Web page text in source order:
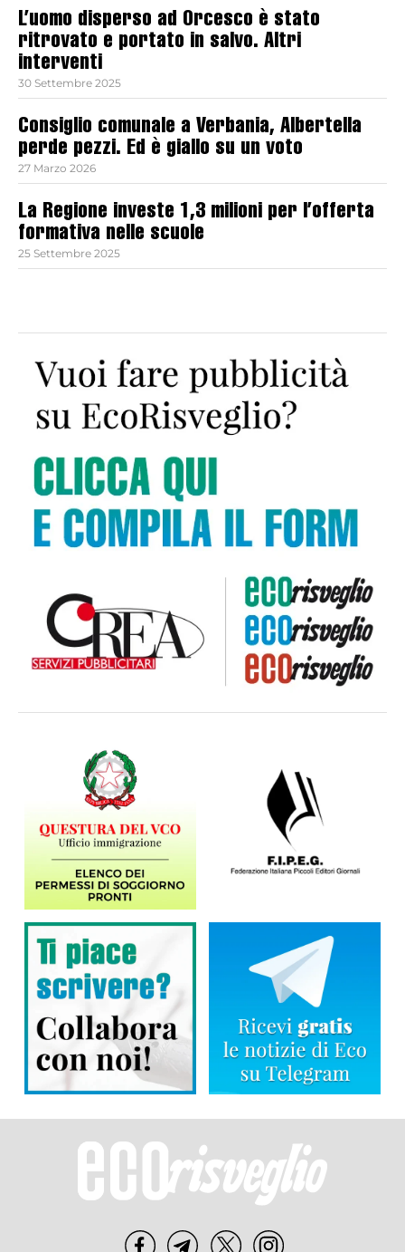
L’uomo disperso ad Orcesco è stato
ritrovato e portato in salvo. Altri
interventi
30 Settembre 2025
Consiglio comunale a Verbania, Albertella
perde pezzi. Ed è giallo su un voto
27 Marzo 2026
La Regione investe 1,3 milioni per l’offerta
formativa nelle scuole
25 Settembre 2025